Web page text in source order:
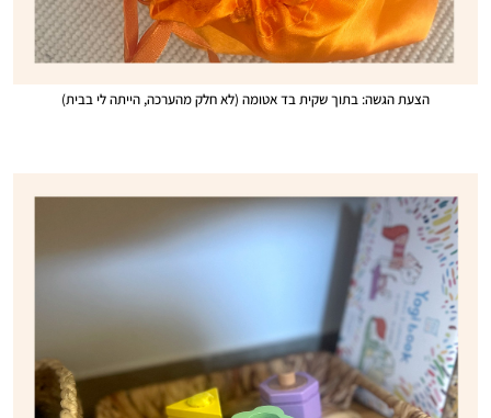
הצעת הגשה: בתוך שקית בד אטומה (לא חלק מהערכה, הייתה לי בבית)